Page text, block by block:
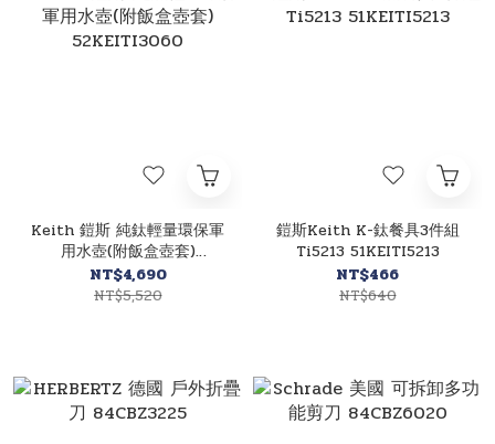
Keith 鎧斯 純鈦輕量環保軍
用水壺(附飯盒壺套)
52KEITI3060
NT$4,690
NT$5,520
鎧斯Keith K-鈦餐具3件組
Ti5213 51KEITI5213
NT$466
NT$640